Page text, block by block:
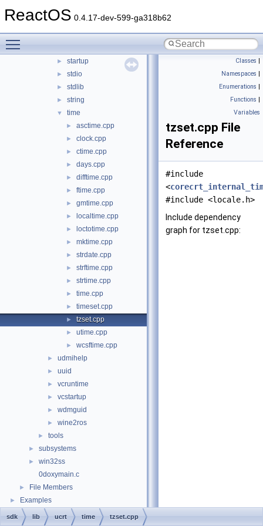
ReactOS 0.4.17-dev-599-ga318b62
► lowio
► math
► mbstring
► startup
► stdio
► stdlib
► string
▼ time
► asctime.cpp
► clock.cpp
► ctime.cpp
► days.cpp
► difftime.cpp
► ftime.cpp
► gmtime.cpp
► localtime.cpp
► loctotime.cpp
► mktime.cpp
► strdate.cpp
► strftime.cpp
► strtime.cpp
► time.cpp
► timeset.cpp
► tzset.cpp
► utime.cpp
► wcsftime.cpp
► udmihelp
► uuid
► vcruntime
► vcstartup
► wdmguid
► wine2ros
► tools
► subsystems
►
win32ss
0doxymain.c
► File Members
► Examples
Classes |
Namespaces |
Enumerations |
Functions |
Variables
tzset.cpp File
Reference
#include
<
#include <locale.h>
Include dependency
graph for tzset.cpp:
sdk lib ucrt time tzset.cpp